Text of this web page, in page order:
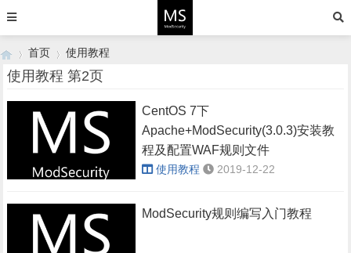
首页 使用教程
使用教程 第2页
CentOS 7下
Apache+ModSecurity(3.0.3)安装教
程及配置WAF规则文件
使用教程 2019-12-22
ModSecurity规则编写入门教程